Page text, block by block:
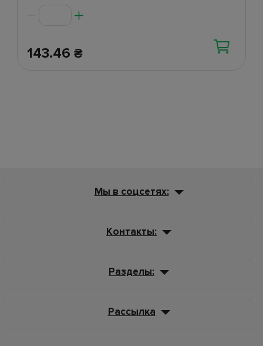
143.46 ₴
Мы в соцсетях:
Контакты:
Разделы:
Рассылка